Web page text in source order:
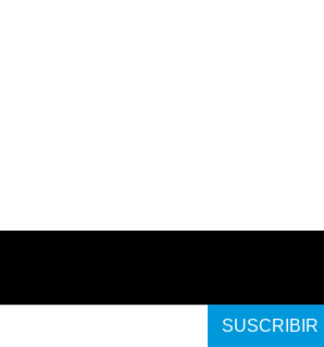
SUSCRIBIR